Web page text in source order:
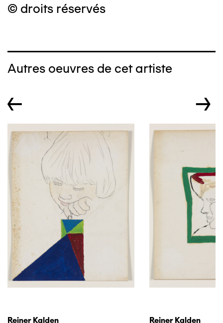
© droits réservés
Autres oeuvres de cet artiste
← →
Reiner Kalden
Reiner Kalden